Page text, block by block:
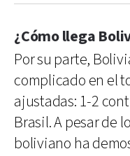
¿Cómo llega
Por su parte,
complicado en el
ajustadas: 1-2
Brasil. A pesar de
boliviano ha